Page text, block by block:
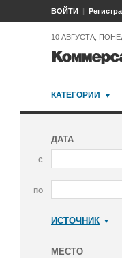
ВОЙТИ
10 АВГУСТА,
КАТЕГОРИИ
ДАТА
с
по
ИСТОЧНИК
МЕСТО